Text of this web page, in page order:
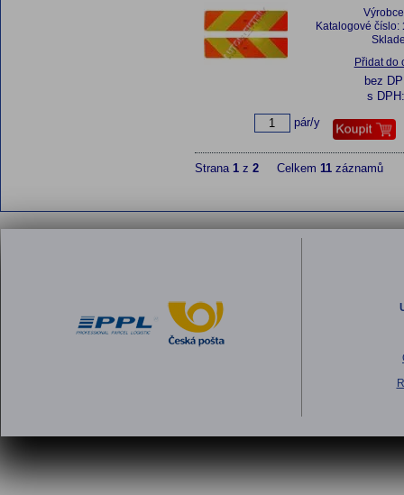
Katalogové číslo:
Přidat do
bez
s
pár/y
Strana 1z 2Celkem 11záznamů